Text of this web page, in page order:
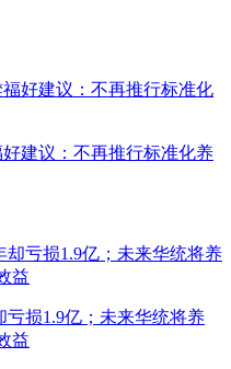
建议：不再推行标准化养
亏损1.9亿；未来华统将养
益